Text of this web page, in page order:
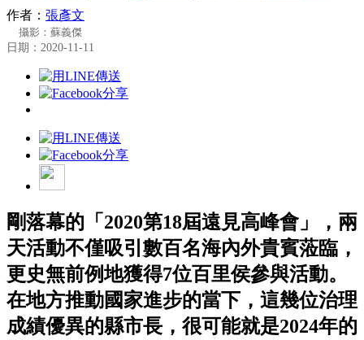
作者： 張彥文
攝影：蘇義傑
日期：2020-11-11
剛落幕的「2020第18屆遠見高峰會」，兩
天活動不僅吸引數百名海內外貴賓蒞臨，
更史無前例地獲得7位百里侯參與活動。
在地方推動國家進步的當下，這幾位治理
成績優異的縣市長，很可能就是2024年的